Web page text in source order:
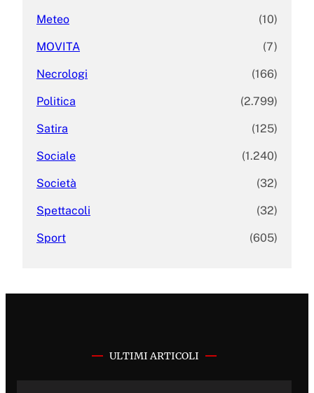
Meteo (10)
MOVITA (7)
Necrologi (166)
Politica (2.799)
Satira (125)
Sociale (1.240)
Società (32)
Spettacoli (32)
Sport (605)
ULTIMI ARTICOLI